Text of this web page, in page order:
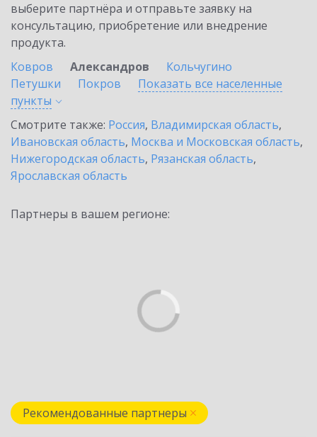
выберите партнёра и отправьте заявку на
консультацию, приобретение или внедрение
продукта.
Ковров
Александров
Кольчугино
Петушки
Покров
Показать все населенные
пункты
Смотрите также: Россия, Владимирская область,
Ивановская область, Москва и Московская область,
Нижегородская область, Рязанская область,
Ярославская область
Партнеры в вашем регионе:
Рекомендованные партнеры